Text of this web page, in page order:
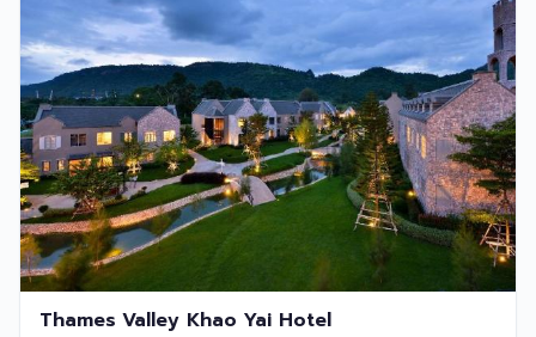
Thames Valley Khao Yai Hotel